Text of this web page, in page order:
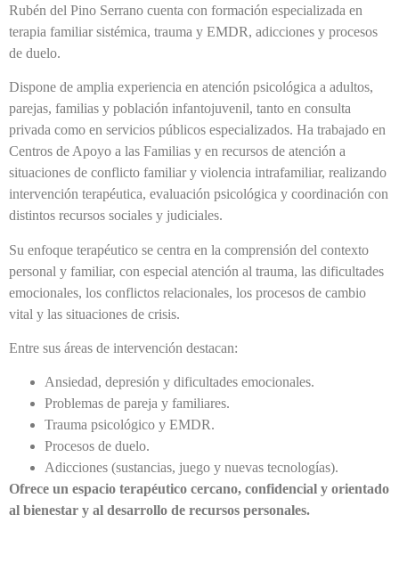
Rubén del Pino Serrano cuenta con formación especializada en
terapia familiar sistémica, trauma y EMDR, adicciones y procesos
de duelo.
Dispone de amplia experiencia en atención psicológica a adultos,
parejas, familias y población infantojuvenil, tanto en consulta
privada como en servicios públicos especializados. Ha trabajado en
Centros de Apoyo a las Familias y en recursos de atención a
situaciones de conflicto familiar y violencia intrafamiliar, realizando
intervención terapéutica, evaluación psicológica y coordinación con
distintos recursos sociales y judiciales.
Su enfoque terapéutico se centra en la comprensión del contexto
personal y familiar, con especial atención al trauma, las dificultades
emocionales, los conflictos relacionales, los procesos de cambio
vital y las situaciones de crisis.
Entre sus áreas de intervención destacan:
Ansiedad, depresión y dificultades emocionales.
Problemas de pareja y familiares.
Trauma psicológico y EMDR.
Procesos de duelo.
Adicciones (sustancias, juego y nuevas tecnologías).
Ofrece un espacio terapéutico cercano, confidencial y orientado
al bienestar y al desarrollo de recursos personales.